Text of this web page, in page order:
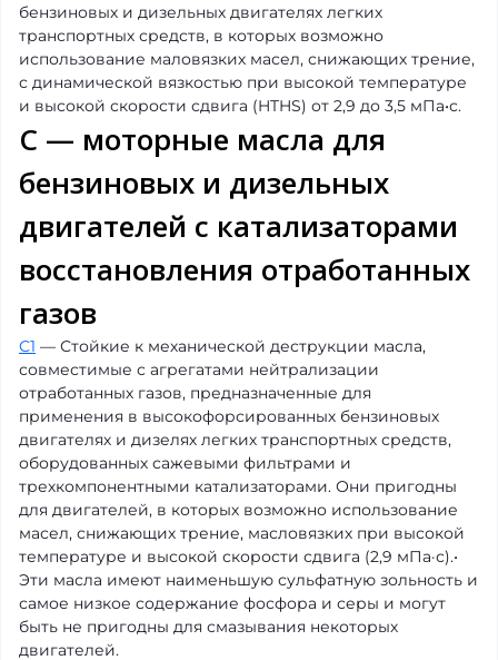
бензиновых и дизельных двигателях легких
транспортных средств, в которых возможно
использование маловязких масел, снижающих трение,
с динамической вязкостью при высокой температуре
и высокой скорости сдвига (HTHS) от 2,9 до 3,5 мПа•с.
С — моторные масла для
бензиновых и дизельных
двигателей с катализаторами
восстановления отработанных
газов
С1 — Стойкие к механической деструкции масла,
совместимые с агрегатами нейтрализации
отработанных газов, предназначенные для
применения в высокофорсированных бензиновых
двигателях и дизелях легких транспортных средств,
оборудованных сажевыми фильтрами и
трехкомпонентными катализаторами. Они пригодны
для двигателей, в которых возможно использование
масел, снижающих трение, масловязких при высокой
температуре и высокой скорости сдвига (2,9 мПа·с).•
Эти масла имеют наименьшую сульфатную зольность и
самое низкое содержание фосфора и серы и могут
быть не пригодны для смазывания некоторых
двигателей.